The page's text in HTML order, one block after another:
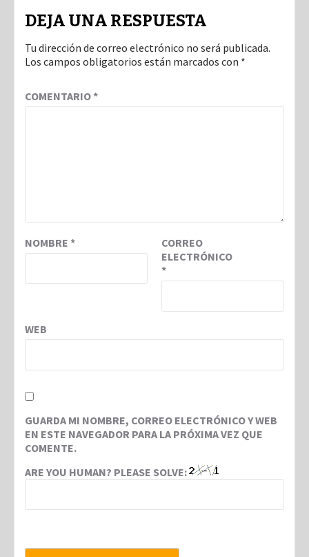
DEJA UNA RESPUESTA
Tu dirección de correo electrónico no será publicada.
Los campos obligatorios están marcados con *
COMENTARIO*
NOMBRE *
CORREO
ELECTRÓNICO
*
WEB
GUARDA MI NOMBRE, CORREO ELECTRÓNICO Y WEB
EN ESTE NAVEGADOR PARA LA PRÓXIMA VEZ QUE
COMENTE.
ARE YOU HUMAN? PLEASE SOLVE: